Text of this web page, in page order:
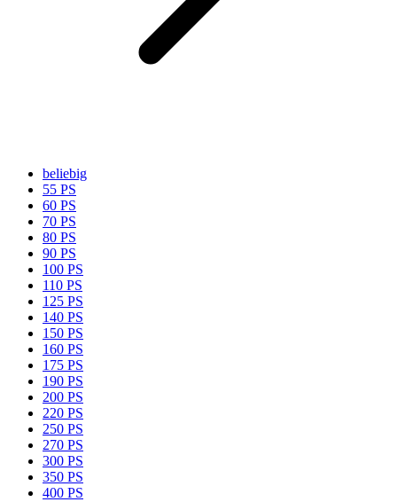
beliebig
55 PS
60 PS
70 PS
80 PS
90 PS
100 PS
110 PS
125 PS
140 PS
150 PS
160 PS
175 PS
190 PS
200 PS
220 PS
250 PS
270 PS
300 PS
350 PS
400 PS